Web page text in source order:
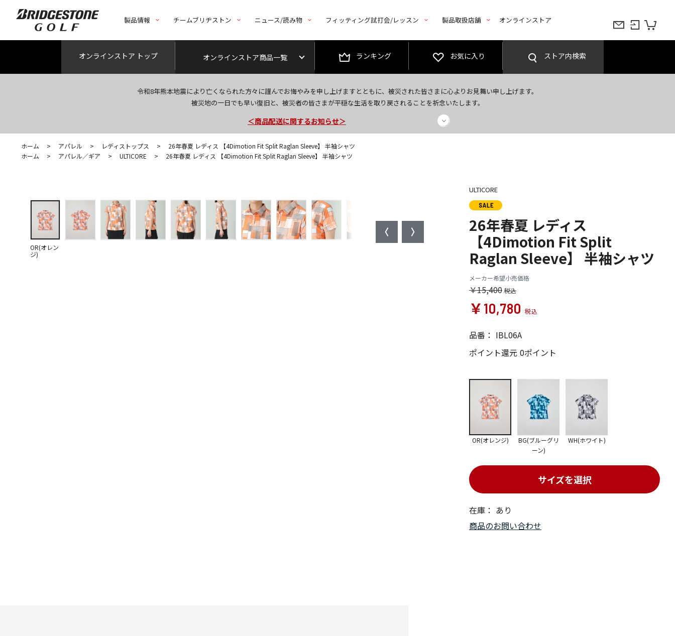
製品情報 チームブリヂストン ニュース/読み物 フィッティング試打会/レッスン 製品取扱店舗 オンラインストア
オンラインストア トップ オンラインストア商品一覧 ランキング お気に入り ストア内検索
令和8年熊本地震により亡くなられた方々に謹んでお悔やみを申し上げますとともに、被災された皆さまに心よりお見舞い申し上げます。
被災地の一日でも早い復旧と、被災者の皆さまが平穏な生活を取り戻されることを祈念いたします。
今なら新規会員登録で1,000円OFFクーポンプレゼント！
＜商品配送に関するお知らせ＞
＜夏季休暇中のご注文・発送・お問い合わせ＞
ホーム > アパレル > レディストップス >
26年春夏 レディス 【4Dimotion Fit Split Raglan Sleeve】 半袖シャツ
ホーム
> アパレル／ギア > ULTICORE > 26年春夏 レディス 【4Dimotion Fit Split Raglan Sleeve】 半袖シャツ
OR(オレン
ジ)
ULTICORE
26年春夏 レディス
【4Dimotion Fit Split
Raglan Sleeve】 半袖シャツ
メーカー希望小売価格
￥15,400
￥10,780
品番： IBL06A
ポイント還元 0ポイント
在庫： あり
サイズを選択
OR(オレンジ)
BG(ブルーグリ
ーン)
WH(ホワイト)
商品のお問い合わせ